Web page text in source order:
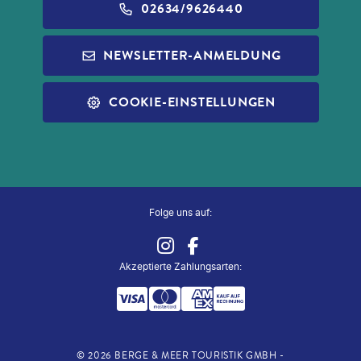
INFOS ZUR PAUSCHALREISE
REISECHECKLISTE
REISEFÜHRER
ALLE SERVICES
ZUG ZUM FLUG
ALDI GESCHENKGUTSCHEINE
ALDI MUSIC
ALDI NORD
02634/9626440
NEWSLETTER-ANMELDUNG
COOKIE-EINSTELLUNGEN
Akzeptierte Zahlungsarten:
Folge uns auf:
©2026 BERGE & MEER TOURISTIK GMBH -